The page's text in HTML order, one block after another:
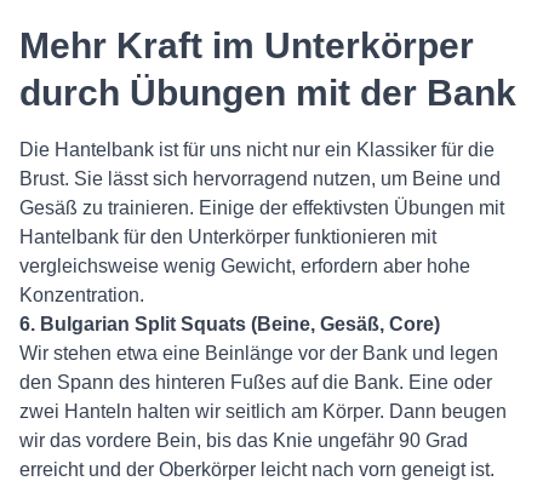
Mehr Kraft im Unterkörper
durch Übungen mit der Bank
Die Hantelbank ist für uns nicht nur ein Klassiker für die
Brust. Sie lässt sich hervorragend nutzen, um Beine und
Gesäß zu trainieren. Einige der effektivsten Übungen mit
Hantelbank für den Unterkörper funktionieren mit
vergleichsweise wenig Gewicht, erfordern aber hohe
Konzentration.
6. Bulgarian Split Squats (Beine, Gesäß, Core)
Wir stehen etwa eine Beinlänge vor der Bank und legen
den Spann des hinteren Fußes auf die Bank. Eine oder
zwei Hanteln halten wir seitlich am Körper. Dann beugen
wir das vordere Bein, bis das Knie ungefähr 90 Grad
erreicht und der Oberkörper leicht nach vorn geneigt ist.